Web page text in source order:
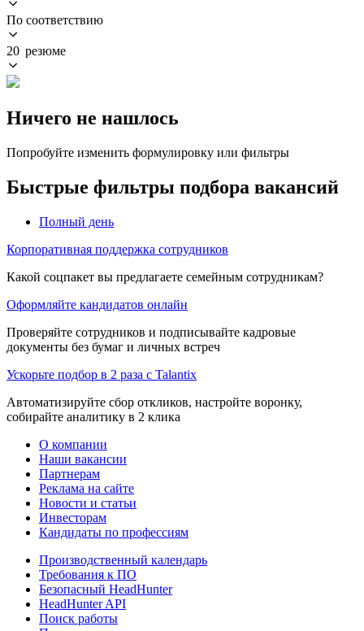
По соответствию
20 резюме
Ничего не нашлось
Попробуйте изменить формулировку или фильтры
Быстрые фильтры подбора вакансий
Полный день
Корпоративная поддержка сотрудников
Какой соцпакет вы предлагаете семейным сотрудникам?
Оформляйте кандидатов онлайн
Проверяйте сотрудников и подписывайте кадровые
документы без бумаг и личных встреч
Ускорьте подбор в 2 раза с Talantix
Автоматизируйте сбор откликов, настройте воронку,
собирайте аналитику в 2 клика
О компании
Наши вакансии
Партнерам
Реклама на сайте
Новости и статьи
Инвесторам
Кандидаты по профессиям
Производственный календарь
Требования к ПО
Безопасный HeadHunter
HeadHunter API
Поиск работы